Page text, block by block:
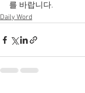
를 바랍니다.
Daily Word